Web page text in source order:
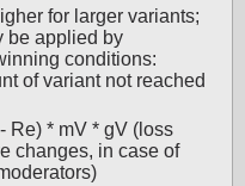
for larger variants;
be applied by
conditions:
of variant not reached
Re) * mV * gV (loss
changes, in case of